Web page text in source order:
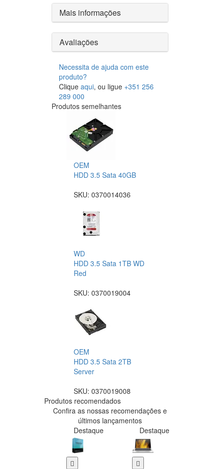
Mais informações
Avaliações
Necessita de ajuda com este
produto?
Clique aqui, ou ligue +351 256
289 000
Produtos semelhantes
OEM
HDD 3.5 Sata 40GB
SKU: 0370014036
WD
HDD 3.5 Sata 1TB WD
Red
SKU: 0370019004
OEM
HDD 3.5 Sata 2TB
Server
SKU: 0370019008
Produtos recomendados
Confira as nossas recomendações e
últimos lançamentos
Destaque
Destaque